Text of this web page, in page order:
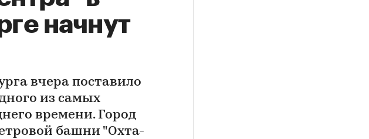
начнут
вчера поставило
из самых
времени. Город
башни "Охта-